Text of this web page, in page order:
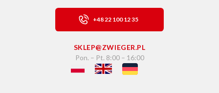
+48 22 100 12 35
SKLEP@ZWIEGER.PL
Pon. – Pt. 8:00 – 16:00